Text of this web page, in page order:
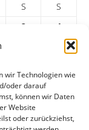
wir Technologien wie
oder darauf
können wir Daten
Website
oder zurückziehst,
S
S
3
4
24
31